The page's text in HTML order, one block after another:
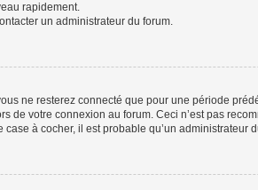
rapidement.
un administrateur du forum.
ne resterez connecté que pour une période
de votre connexion au forum. Ceci n’est pas
à cocher, il est probable qu’un administrateur